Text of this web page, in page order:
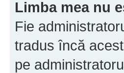
Limba mea nu
Fie
tradus încă
pe